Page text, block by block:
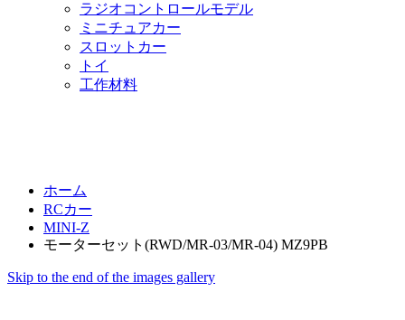
ラジオコントロールモデル
ミニチュアカー
スロットカー
トイ
工作材料
ホーム
RCカー
MINI-Z
モーターセット(RWD/MR-03/MR-04) MZ9PB
Skip to the end of the images gallery